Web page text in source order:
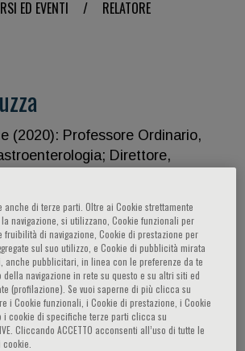
ED EVENTI / RELATORE
(2020): Professore Ordinario,
Direttore,
(UMG); Direttore, Unità Operativa
Digestiva, Azienda
Domini”, Campus di Germaneto
professionali: *Diploma di
Catanzaro, 1974;*Laurea in
Università di Bologna, 1980,
medico-chirurgo, 1980,
anche di terze parti. Oltre ai Cookie strettamente
navigazione, si utilizzano, Cookie funzionali per
di navigazione, Cookie di prestazione per
sul suo utilizzo, e Cookie di pubblicità mirata
anche pubblicitari, in linea con le preferenze da te
della navigazione in rete su questo e su altri siti ed
(profilazione). Se vuoi saperne di più clicca su
i Cookie funzionali, i Cookie di prestazione, i Cookie
cookie di specifiche terze parti clicca su
Cliccando ACCETTO acconsenti all’uso di tutte le